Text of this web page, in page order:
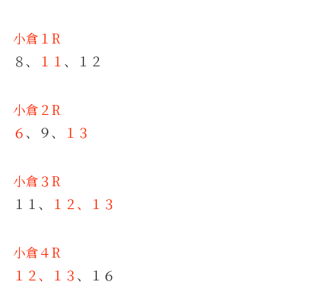
小倉１R
８、
１１ 、１２
小倉２R
６、９、 １３
小倉３R
１１、
１２、１３
小倉４R
１２、１３、１６